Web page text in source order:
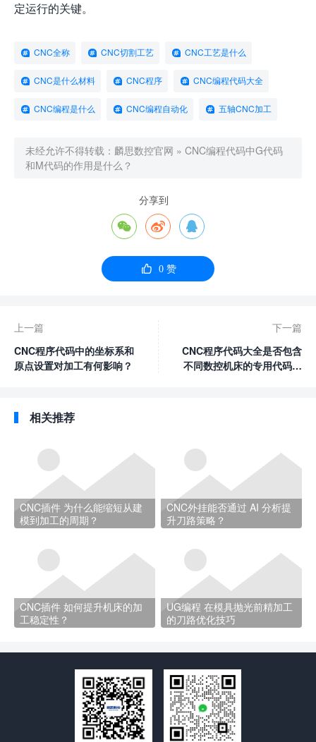
定运行的关键。
CNC全称 CNC切割工艺 CNC工艺是什么
CNC是什么材料 CNC程序 CNC编程代码大全
CNC编程是什么 CNC编程自动化 五轴CNC加工
未经允许不得转载： 麟思数控官网 » CNC编程代码中G代码
和M代码的作用是什么？
分享到
  
 0赞
上一篇
CNC程序代码中的坐标系和
原点设置对加工有何影响？
下一篇
CNC程序代码大全是否包含
不同数控机床的专用代码？
相关推荐
CNC插件 为什么能缩短从建
模到加工的周期？
CNC外挂能否通过 AI 分析提
升刀路策略？
CNC插件 如何提升机床的加
工稳定性？
UG编程 在模具抛光前精加工
的刀路优化技巧